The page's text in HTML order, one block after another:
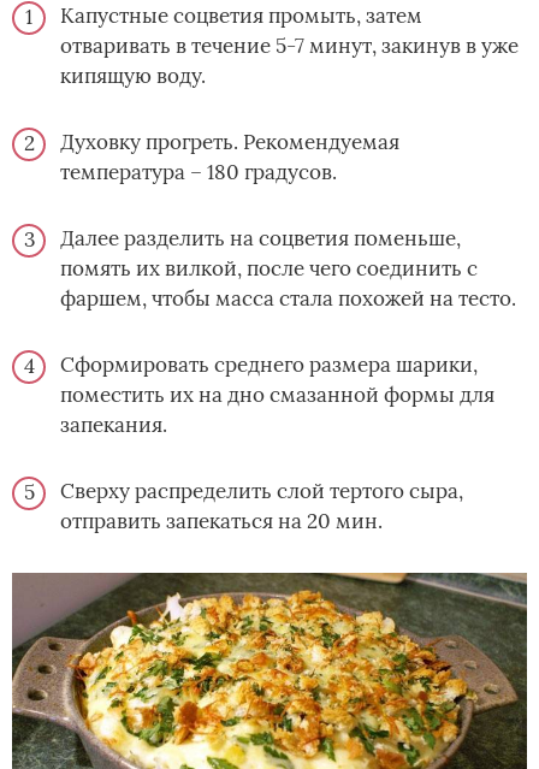
Капустные соцветия промыть, затем
отваривать в течение 5-7 минут, закинув в уже
кипящую воду.
Духовку прогреть. Рекомендуемая
температура – 180 градусов.
Далее разделить на соцветия поменьше,
помять их вилкой, после чего соединить с
фаршем, чтобы масса стала похожей на тесто.
Сформировать среднего размера шарики,
поместить их на дно смазанной формы для
запекания.
Сверху распределить слой тертого сыра,
отправить запекаться на 20 мин.